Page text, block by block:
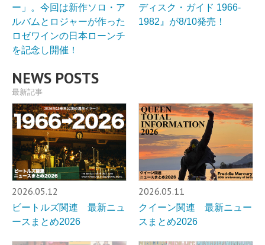
ー」。今回は新作ソロ・ア
ルバムとロジャーが作った
ロゼワインの日本ローンチ
を記念し開催！
ディスク・ガイド 1966-
1982』が8/10発売！
NEWS POSTS
最新記事
2026.05.12
ビートルズ関連 最新ニュ
ースまとめ2026
2026.05.11
クイーン関連 最新ニュー
スまとめ2026